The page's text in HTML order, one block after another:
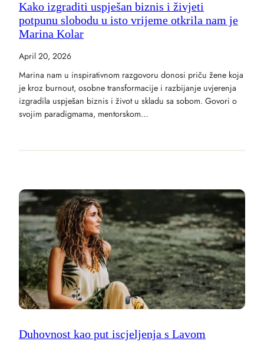
Kako izgraditi uspješan biznis i živjeti
potpunu slobodu u isto vrijeme otkrila nam je
Marina Kolar
April 20, 2026
Marina nam u inspirativnom razgovoru donosi priču žene koja
je kroz burnout, osobne transformacije i razbijanje uvjerenja
izgradila uspješan biznis i život u skladu sa sobom. Govori o
svojim paradigmama, mentorskom…
Duhovnost kao put iscjeljenja s Lavom